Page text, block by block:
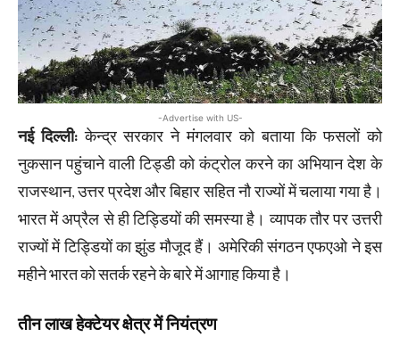
-Advertise with US-
नई दिल्ली:केन्द्र सरकार ने मंगलवार को बताया कि फसलों को
नुकसान पहुंचाने वाली टिड्डी को कंट्रोल करने का अभियान देश के
राजस्थान, उत्तर प्रदेश और बिहार सहित नौ राज्यों में चलाया गया है।
भारत में अप्रैल से ही टिड्डियों की समस्या है। व्यापक तौर पर उत्तरी
राज्यों में टिड्डियों का झुंड मौजूद हैं। अमेरिकी संगठन एफएओ ने इस
महीने भारत को सतर्क रहने के बारे में आगाह किया है।
तीन लाख हेक्टेयर क्षेत्र में नियंत्रण